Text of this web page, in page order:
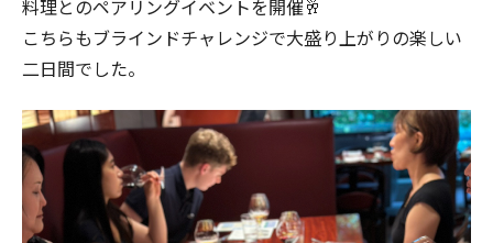
料理とのペアリングイベントを開催🥂
こちらもブラインドチャレンジで大盛り上がりの楽しい
二日間でした。